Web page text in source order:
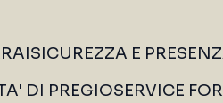
SICUREZZA E
DI PREGIOSERVICE